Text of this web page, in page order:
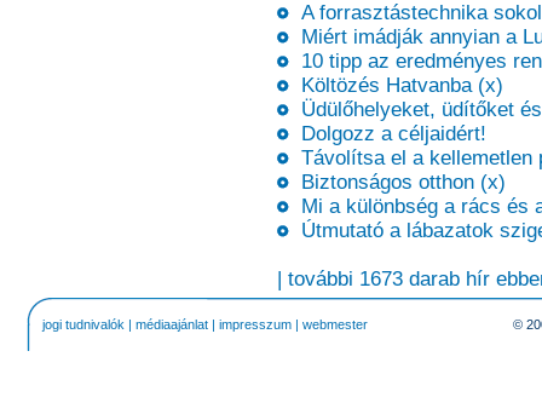
A forrasztástechnika
Miért imádják annyian a
10 tipp az eredményes
Költözés Hatvanba (x)
Üdülőhelyeket, üdítőket
Dolgozz a céljaidért!
Távolítsa el a kellemetlen
Biztonságos otthon (x)
Mi a különbség a rács és
Útmutató a lábazatok
| további 1673 darab hír
jogi tudnivalók | médiaajánlat | impresszum | webmester ©